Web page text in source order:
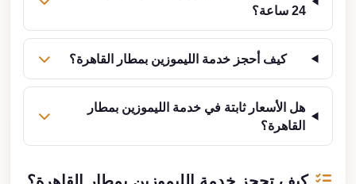
24 ساعة؟
كيف أحجز خدمة الليموزين بمطار القاهرة؟
هل الأسعار ثابتة في خدمة الليموزين بمطار
القاهرة؟